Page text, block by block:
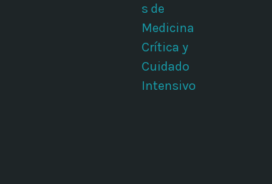
s de
Medicina
Crítica y
Cuidado
Intensivo